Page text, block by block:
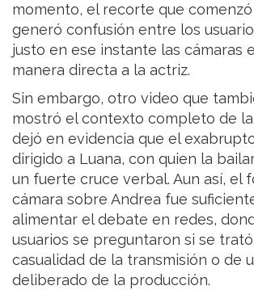
momento, el recorte que
generó confusión entre los
justo en ese instante las cámaras
manera directa a la actriz.
Sin embargo, otro video que
mostró el contexto completo de
dejó en evidencia que el
dirigido a Luana, con quien la
un fuerte cruce verbal. Aun así, el
cámara sobre Andrea fue
alimentar el debate en redes,
usuarios se preguntaron si se
casualidad de la transmisión o de
deliberado de la producción.